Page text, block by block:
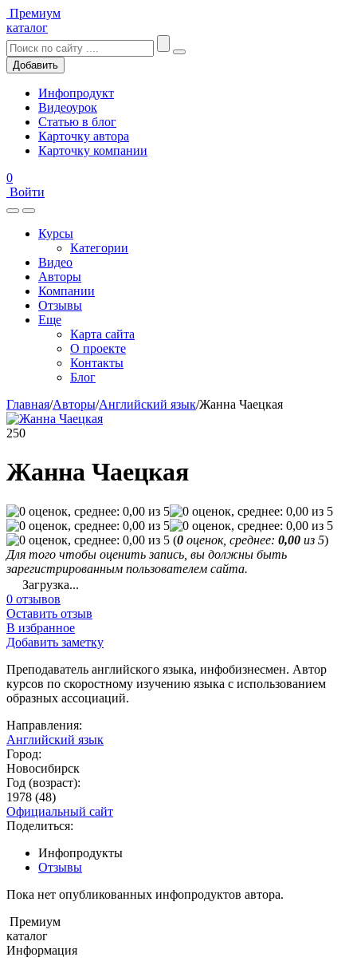
Премиум
каталог
Добавить
Инфопродукт
Видеоурок
Статью в блог
Карточку автора
Карточку компании
0
Войти
Курсы
Категории
Видео
Авторы
Компании
Отзывы
Еще
Карта сайта
О проекте
Контакты
Блог
Главная/Авторы/Английский язык/Жанна Чаецкая
250
Жанна Чаецкая
(0 оценок, среднее: 0,00 из 5)
Для того чтобы оценить запись, вы должны быть
зарегистрированным пользователем сайта.
Загрузка...
0 отзывов
Оставить отзыв
В избранное
Добавить заметку
Преподаватель английского языка, инфобизнесмен. Автор
курсов по скоростному изучению языка с использованием
образных ассоциаций.
Направления:
Английский язык
Город:
Новосибирск
Год (возраст):
1978 (48)
Официальный сайт
Поделиться:
Инфопродукты
Отзывы
Пока нет опубликованных инфопродуктов автора.
Премиум
каталог
Информация